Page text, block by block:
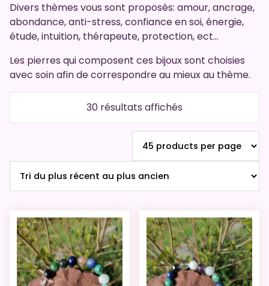
Divers thèmes vous sont proposés: amour, ancrage,
abondance, anti-stress, confiance en soi, énergie,
étude, intuition, thérapeute, protection, ect…
Les pierres qui composent ces bijoux sont choisies
avec soin afin de correspondre au mieux au thème.
30 résultats affichés
plus
récent
au
ancien